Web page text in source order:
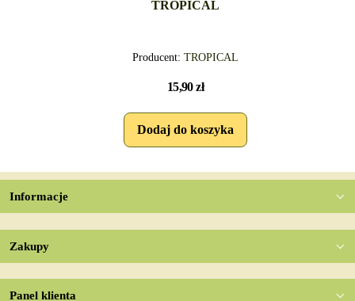
TROPICAL
Producent: TROPICAL
15,90 zł
Informacje
Zakupy
Panel klienta